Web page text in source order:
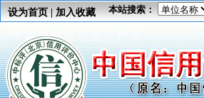
设为首页|加入收藏
本站搜索：